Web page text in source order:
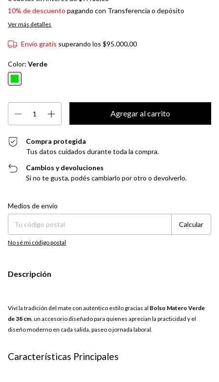
10% de descuento pagando con Transferencia o depósito
Ver más detalles
Envío gratis superando los $95.000,00
Color: Verde
Compra protegida
Tus datos cuidados durante toda la compra.
Cambios y devoluciones
Si no te gusta, podés cambiarlo por otro o devolverlo.
Entregas para el CP:
Medios de envío
Calcular
No sé mi código postal
Descripción
Viví la tradición del mate con auténtico estilo gracias al Bolso Matero Verde
de 38 cm, un accesorio diseñado para quienes aprecian la practicidad y el
diseño moderno en cada salida, paseo o jornada laboral.
Características Principales